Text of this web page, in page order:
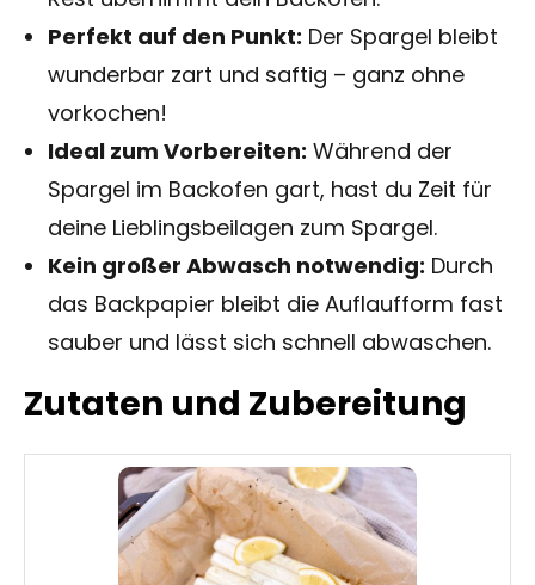
Perfekt auf den Punkt: Der Spargel bleibt
wunderbar zart und saftig – ganz ohne
vorkochen!
Ideal zum Vorbereiten: Während der
Spargel im Backofen gart, hast du Zeit für
deine Lieblingsbeilagen zum Spargel.
Kein großer Abwasch notwendig: Durch
das Backpapier bleibt die Auflaufform fast
sauber und lässt sich schnell abwaschen.
Zutaten und Zubereitung